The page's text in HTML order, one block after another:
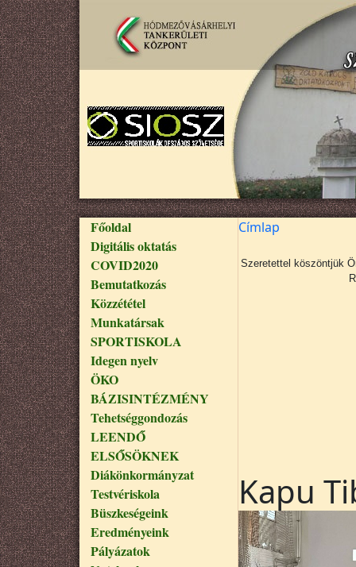
Ugrás a tartalomra
Fő navigáció
Főoldal
Digitális oktatás
COVID2020
Bemutatkozás
Közzététel
Munkatársak
SPORTISKOLA
Idegen nyelv
ÖKO
BÁZISINTÉZMÉNY
Tehetséggondozás
LEENDŐ
ELSŐSÖKNEK
Diákönkormányzat
Testvériskola
Büszkeségeink
Eredményeink
Pályázatok
Címlap
Szeretettel köszöntjük
Kapu